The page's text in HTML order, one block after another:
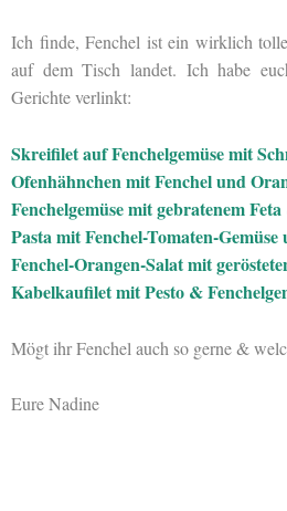
Ich finde, Fenchel ist ein wirklich
auf dem Tisch landet. Ich habe
Gerichte verlinkt:
Skreifilet auf Fenchelgemüse mit
Ofenhähnchen mit Fenchel und
Fenchelgemüse mit gebratenem
Pasta mit Fenchel-Tomaten-
Fenchel-Orangen-Salat mit
Kabelkaufilet mit Pesto &
Mögt ihr Fenchel auch so gerne &
Eure Nadine